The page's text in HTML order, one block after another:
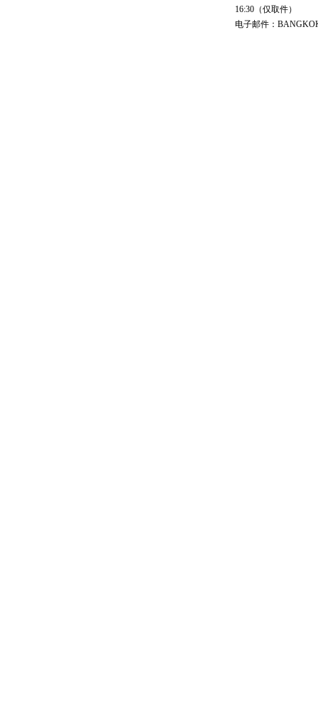
16:30（仅取件）
电子邮件：